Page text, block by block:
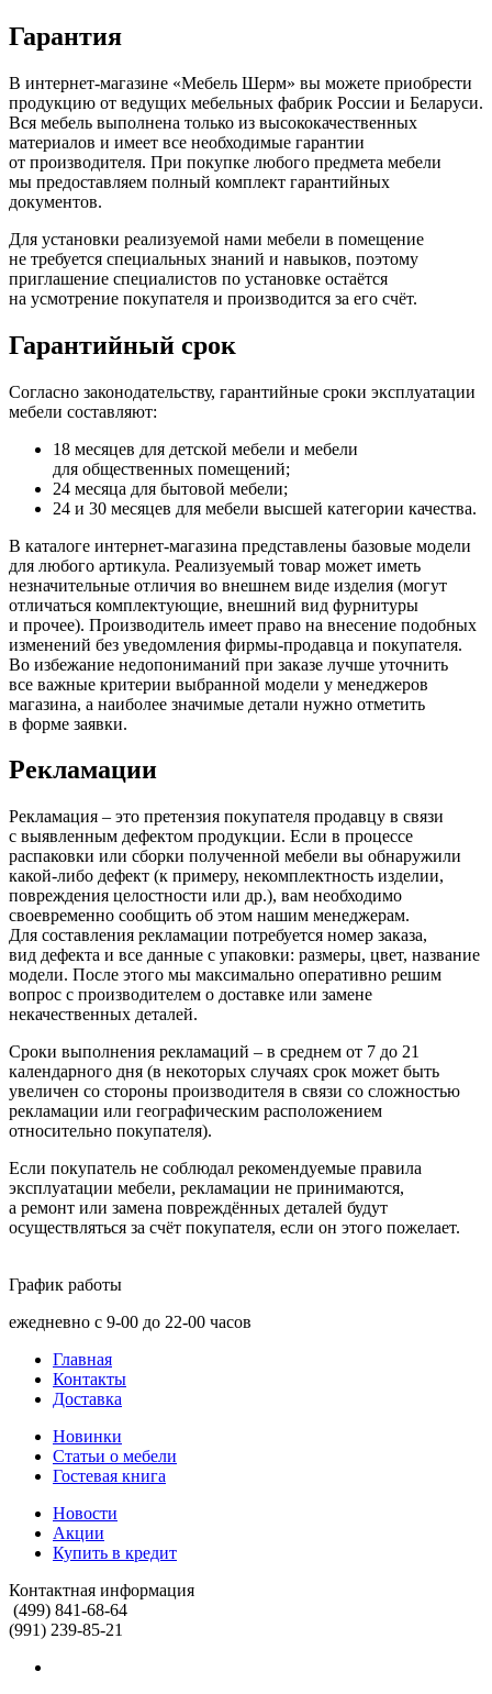
Гарантия
В интернет-магазине «Мебель Шерм» вы можете приобрести
продукцию от ведущих мебельных фабрик России и Беларуси.
Вся мебель выполнена только из высококачественных
материалов и имеет все необходимые гарантии
от производителя. При покупке любого предмета мебели
мы предоставляем полный комплект гарантийных
документов.
Для установки реализуемой нами мебели в помещение
не требуется специальных знаний и навыков, поэтому
приглашение специалистов по установке остаётся
на усмотрение покупателя и производится за его счёт.
Гарантийный срок
Согласно законодательству, гарантийные сроки эксплуатации
мебели составляют:
18 месяцев для детской мебели и мебели
для общественных помещений;
24 месяца для бытовой мебели;
24 и 30 месяцев для мебели высшей категории качества.
В каталоге интернет-магазина представлены базовые модели
для любого артикула. Реализуемый товар может иметь
незначительные отличия во внешнем виде изделия (могут
отличаться комплектующие, внешний вид фурнитуры
и прочее). Производитель имеет право на внесение подобных
изменений без уведомления фирмы-продавца и покупателя.
Во избежание недопониманий при заказе лучше уточнить
все важные критерии выбранной модели у менеджеров
магазина, а наиболее значимые детали нужно отметить
в форме заявки.
Рекламации
Рекламация – это претензия покупателя продавцу в связи
с выявленным дефектом продукции. Если в процессе
распаковки или сборки полученной мебели вы обнаружили
какой-либо дефект (к примеру, некомплектность изделии,
повреждения целостности или др.), вам необходимо
своевременно сообщить об этом нашим менеджерам.
Для составления рекламации потребуется номер заказа,
вид дефекта и все данные с упаковки: размеры, цвет, название
модели. После этого мы максимально оперативно решим
вопрос с производителем о доставке или замене
некачественных деталей.
Сроки выполнения рекламаций – в среднем от 7 до 21
календарного дня (в некоторых случаях срок может быть
увеличен со стороны производителя в связи со сложностью
рекламации или географическим расположением
относительно покупателя).
Если покупатель не соблюдал рекомендуемые правила
эксплуатации мебели, рекламации не принимаются,
а ремонт или замена повреждённых деталей будут
осуществляться за счёт покупателя, если он этого пожелает.
График работы
ежедневно с 9-00 до 22-00 часов
Главная
Контакты
Доставка
Новинки
Статьи о мебели
Гостевая книга
Новости
Акции
Купить в кредит
Контактная информация
(499) 841-68-64
(991) 239-85-21